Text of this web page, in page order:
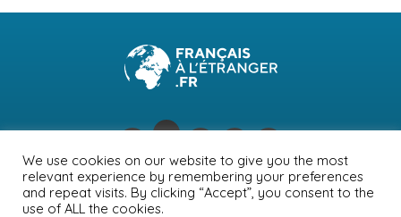
NEWSLETTER PUBLICITÉ CONTACTS
MENTIONS LÉGALES
POLITIQUE DE CONFIDENTIALITÉ
We use cookies on our website to give you the most
relevant experience by remembering your preferences
and repeat visits. By clicking “Accept”, you consent to the
use of ALL the cookies.